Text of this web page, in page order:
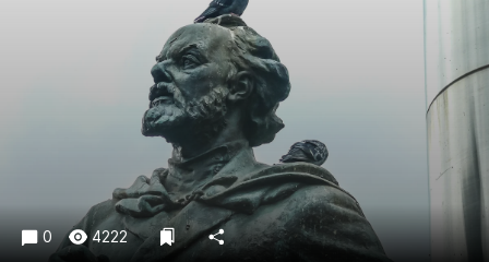
Праздники
Происшествия
Экономика и бизнес
ПРОЕКТЫ
Блоги
0 4222